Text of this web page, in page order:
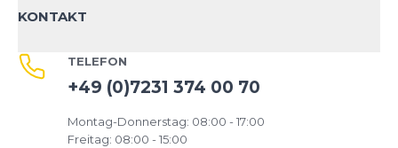
KONTAKT
TELEFON
+49 (0)7231 374 00 70
Montag-Donnerstag: 08:00 - 17:00
Freitag: 08:00 - 15:00